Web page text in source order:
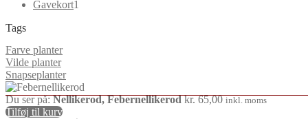
Gavekort1
Tags
Farve planter
Vilde planter
Snapseplanter
Du ser på:Nellikerod, Febernellikerod kr.65,00 inkl. moms
Tilføj til kurv